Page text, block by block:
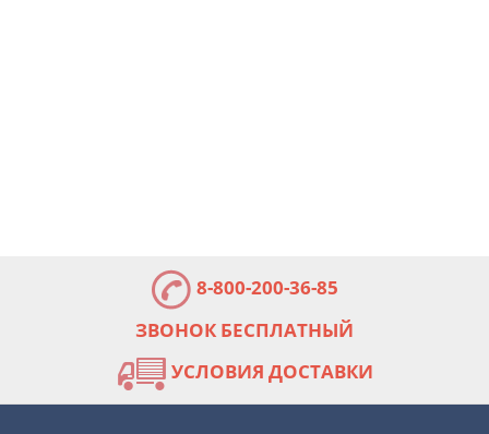
8-800-200-36-85
ЗВОНОК БЕСПЛАТНЫЙ
УСЛОВИЯ ДОСТАВКИ